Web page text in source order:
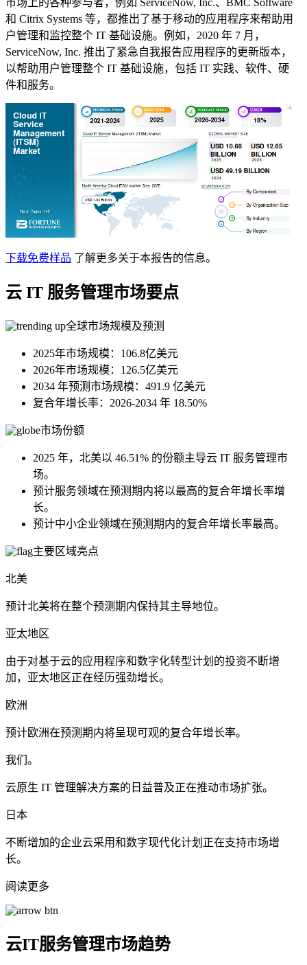
和 Citrix Systems 等，都推出了基于移动的应用程序来帮助用
户管理和监控整个 IT 基础设施。例如，2020 年 7 月，
ServiceNow, Inc. 推出了紧急自我报告应用程序的更新版本，
以帮助用户管理整个 IT 基础设施，包括 IT 实践、软件、硬
件和服务。
下载免费样品 了解更多关于本报告的信息。
云 IT 服务管理市场要点
全球市场规模及预测
2025年市场规模：106.8亿美元
2026年市场规模：126.5亿美元
2034 年预测市场规模：491.9 亿美元
复合年增长率：2026-2034 年 18.50%
市场份额
2025 年，北美以 46.51% 的份额主导云 IT 服务管理市
场。
预计服务领域在预测期内将以最高的复合年增长率增
长。
预计中小企业领域在预测期内的复合年增长率最高。
主要区域亮点
北美
预计北美将在整个预测期内保持其主导地位。
亚太地区
由于对基于云的应用程序和数字化转型计划的投资不断增
加，亚太地区正在经历强劲增长。
欧洲
预计欧洲在预测期内将呈现可观的复合年增长率。
我们。
云原生 IT 管理解决方案的日益普及正在推动市场扩张。
日本
不断增加的企业云采用和数字现代化计划正在支持市场增
长。
阅读更多
云IT服务管理市场趋势